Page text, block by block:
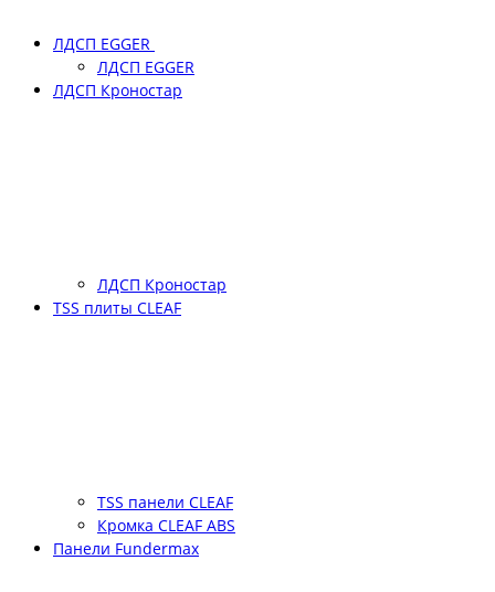
ЛДСП EGGER
ЛДСП EGGER
ЛДСП Кроностар
ЛДСП Кроностар
TSS плиты CLEAF
TSS панели CLEAF
Кромка CLEAF ABS
Панели Fundermax